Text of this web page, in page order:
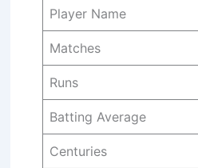
Player Name
Matches
Runs
Batting Average
Centuries